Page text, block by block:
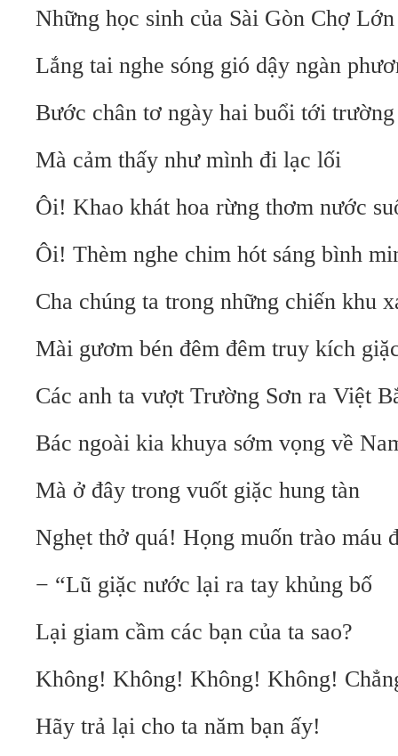
Những học sinh của Sài Gòn Chợ Lớn
Lắng tai nghe sóng gió dậy ngàn
Bước chân tơ ngày hai buổi tới trường
Mà cảm thấy như mình đi lạc lối
Ôi! Khao khát hoa rừng thơm nước
Ôi! Thèm nghe chim hót sáng bình
Cha chúng ta trong những chiến khu
Mài gươm bén đêm đêm truy kích
Các anh ta vượt Trường Sơn ra Việt
Bác ngoài kia khuya sớm vọng về
Mà ở đây trong vuốt giặc hung tàn
Nghẹt thở quá! Họng muốn trào máu
− “Lũ giặc nước lại ra tay khủng bố
Lại giam cầm các bạn của ta sao?
Không! Không! Không! Không!
Hãy trả lại cho ta năm bạn ấy!